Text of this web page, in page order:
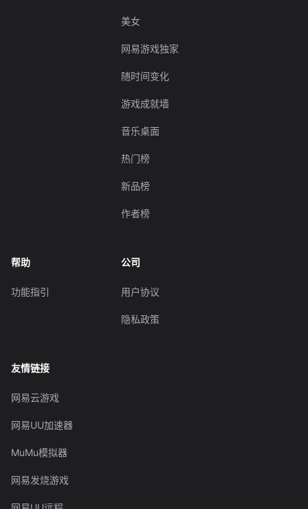
美女
网易游戏独家
随时间变化
游戏成就墙
音乐桌面
热门榜
新品榜
作者榜
帮助
功能指引
公司
用户协议
隐私政策
友情链接
网易云游戏
网易UU加速器
MuMu模拟器
网易发烧游戏